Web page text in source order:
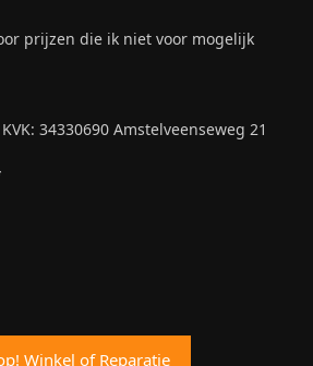
Winkel of Reparatie
prijzen die ik niet voor mogelijk
34330690 Amstelveenseweg 21